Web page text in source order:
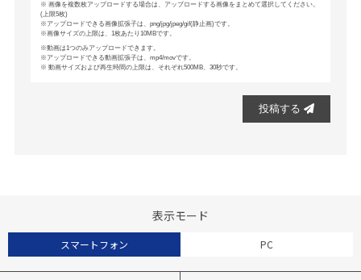
画像を複数枚アップロードする場合は、アップロードする画像をまとめて選択してください。
(上限5枚)
アップロードできる画像拡張子は、png/jpg/jpeg/gif(静止画)です。
画像サイズの上限は、1枚あたり10MBです。
動画は1つのみアップロードできます。
アップロードできる動画拡張子は、mp4/movです。
動画サイズおよび再生時間の上限は、それぞれ500MB、30秒です。
投稿する
表示モード
スマートフォン PC